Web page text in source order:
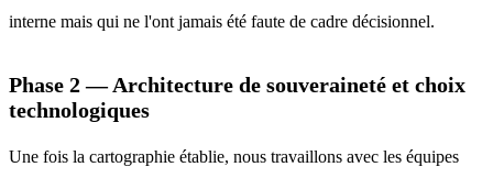
interne mais qui ne l'ont jamais été faute de cadre décisionnel.
Phase 2 — Architecture de souveraineté et choix
technologiques
Une fois la cartographie établie, nous travaillons avec les équipes